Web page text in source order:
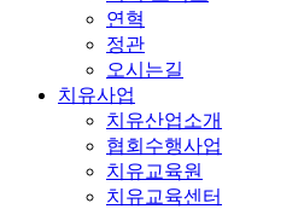
연혁
정관
오시는길
치유사업
치유산업소개
협회수행사업
치유교육원
치유교육센터